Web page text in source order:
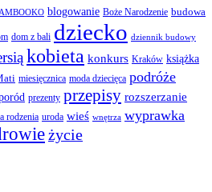
blogowanie Boże Narodzenie budowa
dom z bali dziecko dziennik budowy
kobieta konkurs Kraków książka
miesięcznica moda dziecięca podróże
prezenty przepisy rozszerzanie
rodzenia uroda wieś wnętrza wyprawka
życie